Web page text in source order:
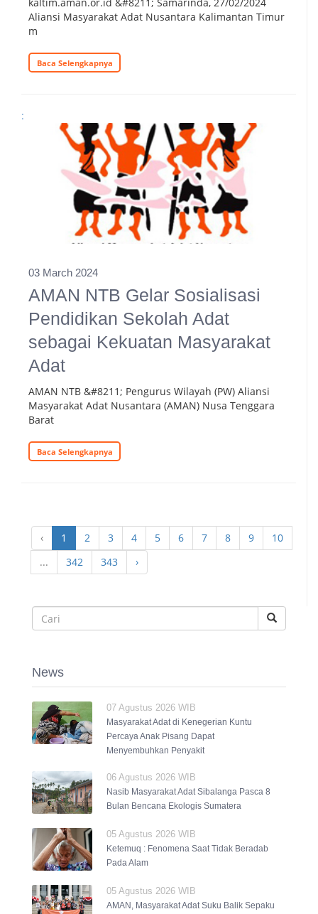
Aliansi Masyarakat Adat Nusantara Kalimantan Timur
m
Baca Selengkapnya
:
03 March 2024
AMAN NTB Gelar Sosialisasi
Pendidikan Sekolah Adat
sebagai Kekuatan Masyarakat
Adat
AMAN NTB &#8211; Pengurus Wilayah (PW) Aliansi
Masyarakat Adat Nusantara (AMAN) Nusa Tenggara
Barat
Baca Selengkapnya
‹ 1 2 3 4 5 6 7 8 9
10
...
342 343 ›
News
07 Agustus 2026 WIB
Masyarakat Adat di Kenegerian Kuntu
Percaya Anak Pisang Dapat
Menyembuhkan Penyakit
06 Agustus 2026 WIB
Nasib Masyarakat Adat Sibalanga Pasca 8
Bulan Bencana Ekologis Sumatera
05 Agustus 2026 WIB
Ketemuq : Fenomena Saat Tidak Beradab
Pada Alam
05 Agustus 2026 WIB
AMAN, Masyarakat Adat Suku Balik Sepaku